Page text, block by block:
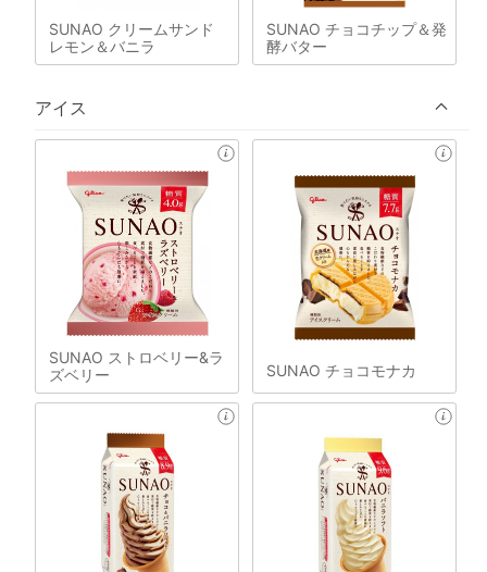
SUNAO クリームサンド
レモン＆バニラ
SUNAO チョコチップ＆発
酵バター
アイス
SUNAO ストロベリー&ラ
ズベリー
SUNAO チョコモナカ